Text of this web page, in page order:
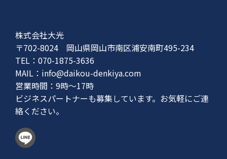
株式会社大光
〒702-8024 岡山県岡山市南区浦安南町495-234
TEL：070-1875-3636
MAIL： info@daikou-denkiya.com
営業時間：9時〜17時
ビジネスパートナーも募集しています。お気軽にご連
絡ください。